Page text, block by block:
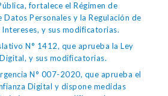
fortalece el Régimen de
Datos Personales y la Regulación de
y sus modificatorias.
N° 1412, que aprueba la Ley
y sus modificatorias.
N° 007-2020, que aprueba el
Digital y dispone medidas